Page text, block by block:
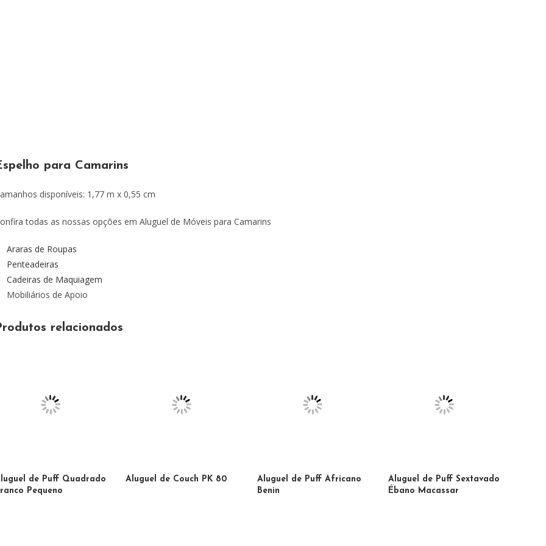
para Camarins
disponíveis: 1,77 m x 0,55 cm
todas as nossas opções em Aluguel de Móveis para Camarins
Araras de Roupas
Penteadeiras
Cadeiras de Maquiagem
Mobiliários de Apoio
relacionados
de Puff Quadrado
Pequeno
Aluguel de Couch PK 80
Aluguel de Puff Africano
Benin
Aluguel de Puff Sextavado
Ébano Macassar